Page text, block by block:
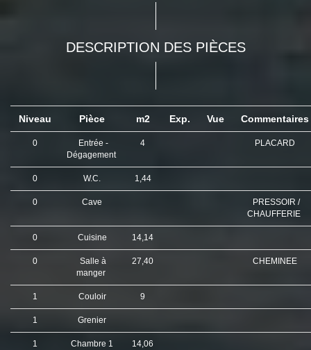
DESCRIPTION DES PIÈCES
Niveau Pièce m2 Exp. Vue Commentaires
0
Entrée -
Dégagement
4 PLACARD
0 W.C. 1,44
0 Cave
PRESSOIR /
CHAUFFERIE
0 Cuisine 14,14
0
Salle à
manger
27,40 CHEMINEE
1 Couloir 9
1 Grenier
1 Chambre 1 14,06